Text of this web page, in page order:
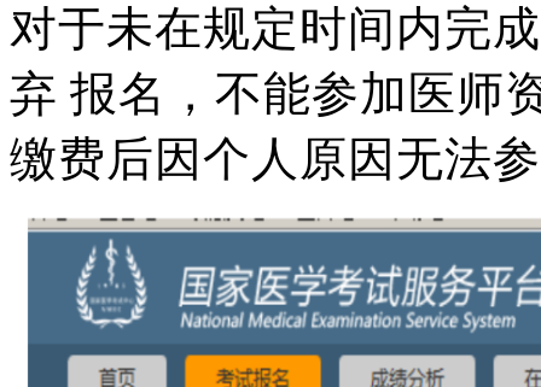
对于未在规定时间内完
弃 报名，不能参加医师
缴费后因个 人原因无法